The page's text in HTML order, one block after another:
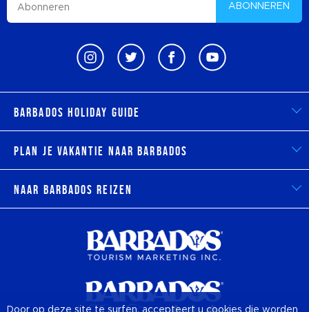
ABONNEREN
Barbados Holiday Guide
Plan je vakantie naar Barbados
Naar Barbados reizen
Door op deze site te surfen, accepteert u cookies die worden